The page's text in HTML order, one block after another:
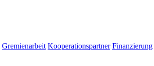
Gremienarbeit Kooperationspartner Finanzierung